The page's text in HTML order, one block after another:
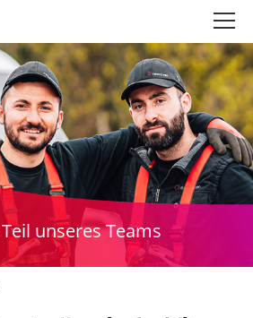
unseres Teams